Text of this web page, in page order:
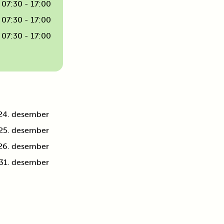
07:30 - 17:00
07:30 - 17:00
07:30 - 17:00
desember
desember
desember
desember